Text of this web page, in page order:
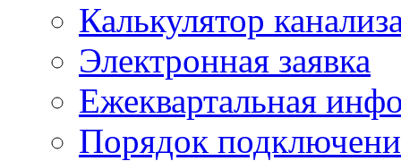
Калькулятор
Электронная заявка
Ежеквартальная
Порядок